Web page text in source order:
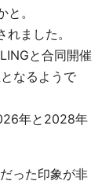
。
ました。
と合同開催
なるようで
年と2028年
った印象が非